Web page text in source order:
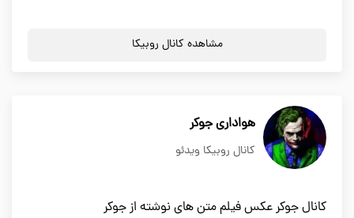
مشاهده کانال روبیکا
هواداری جوکر
کانال روبیکا ویدئو
کانال جوکر عکس فیلم متن های نوشته از جوکر